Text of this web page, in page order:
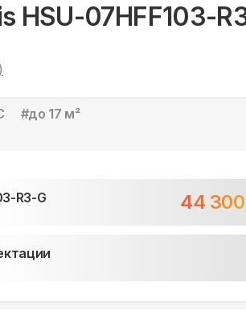
HSU-07HFF103-
#до 17 м²
R3-G 44 300